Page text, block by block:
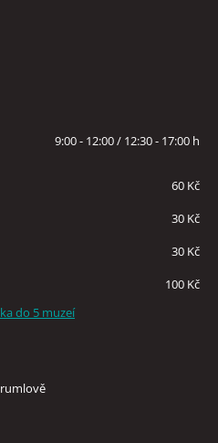
9:00 - 12:00 / 12:30 - 17:00 h
60 Kč
30 Kč
30 Kč
100 Kč
do 5 muzeí